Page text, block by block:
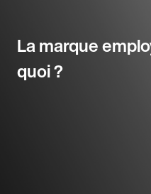
La marque
quoi ?